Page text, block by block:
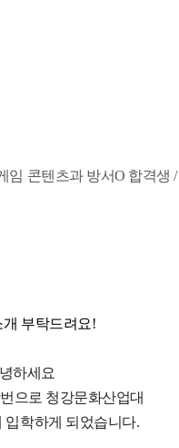
임 콘텐츠과 방서O 합격생
개 부탁드려요!
하세요
으로 청강문화산업대
입학하게 되었습니다.